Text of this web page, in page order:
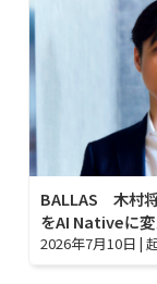
BALLAS 木村
をAI Nativeに
2026年7月10日 |